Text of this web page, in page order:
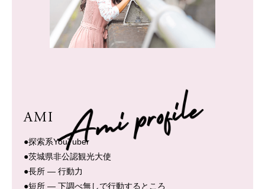
AMI
●探索系YouTuber
●茨城県非公認観光大使
●長所 — 行動力
●短所 — 下調べ無しで行動するところ